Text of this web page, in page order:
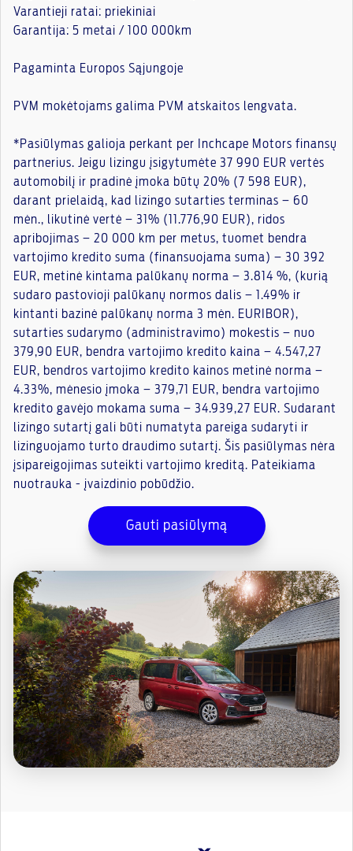
Varantieji ratai: priekiniai
Garantija: 5 metai / 100 000km
Pagaminta Europos Sąjungoje
PVM mokėtojams galima PVM atskaitos lengvata.
*Pasiūlymas galioja perkant per Inchcape Motors finansų
partnerius. Jeigu lizingu įsigytumėte 37 990 EUR vertės
automobilį ir pradinė įmoka būtų 20% (7 598 EUR),
darant prielaidą, kad lizingo sutarties terminas – 60
mėn., likutinė vertė – 31% (11.776,90 EUR), ridos
apribojimas – 20 000 km per metus, tuomet bendra
vartojimo kredito suma (finansuojama suma) – 30 392
EUR, metinė kintama palūkanų norma – 3.814 %, (kurią
sudaro pastovioji palūkanų normos dalis – 1.49% ir
kintanti bazinė palūkanų norma 3 mėn. EURIBOR),
sutarties sudarymo (administravimo) mokestis – nuo
379,90 EUR, bendra vartojimo kredito kaina – 4.547,27
EUR, bendros vartojimo kredito kainos metinė norma –
4.33%, mėnesio įmoka – 379,71 EUR, bendra vartojimo
kredito gavėjo mokama suma – 34.939,27 EUR. Sudarant
lizingo sutartį gali būti numatyta pareiga sudaryti ir
lizinguojamo turto draudimo sutartį. Šis pasiūlymas nėra
įsipareigojimas suteikti vartojimo kreditą. Pateikiama
nuotrauka - įvaizdinio pobūdžio.
Gauti pasiūlymą